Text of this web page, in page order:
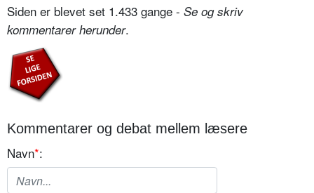
Siden er blevet set 1.433 gange - Se og skriv
kommentarer herunder.
Kommentarer og debat mellem læsere
Navn*: